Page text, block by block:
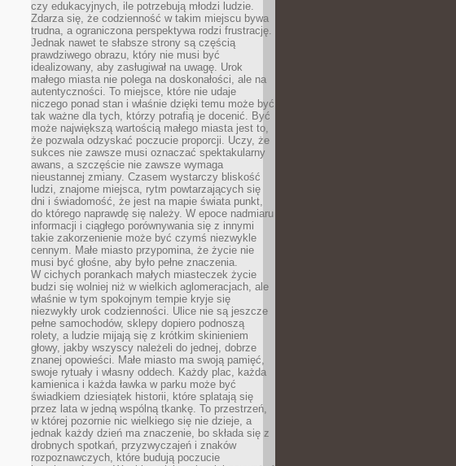
czy edukacyjnych, ile potrzebują młodzi ludzie.
Zdarza się, że codzienność w takim miejscu bywa
trudna, a ograniczona perspektywa rodzi frustrację.
Jednak nawet te słabsze strony są częścią
prawdziwego obrazu, który nie musi być
idealizowany, aby zasługiwał na uwagę. Urok
małego miasta nie polega na doskonałości, ale na
autentyczności. To miejsce, które nie udaje
niczego ponad stan i właśnie dzięki temu może być
tak ważne dla tych, którzy potrafią je docenić. Być
może największą wartością małego miasta jest to,
że pozwala odzyskać poczucie proporcji. Uczy, że
sukces nie zawsze musi oznaczać spektakularny
awans, a szczęście nie zawsze wymaga
nieustannej zmiany. Czasem wystarczy bliskość
ludzi, znajome miejsca, rytm powtarzających się
dni i świadomość, że jest na mapie świata punkt,
do którego naprawdę się należy. W epoce nadmiaru
informacji i ciągłego porównywania się z innymi
takie zakorzenienie może być czymś niezwykle
cennym. Małe miasto przypomina, że życie nie
musi być głośne, aby było pełne znaczenia.
W cichych porankach małych miasteczek życie
budzi się wolniej niż w wielkich aglomeracjach, ale
właśnie w tym spokojnym tempie kryje się
niezwykły urok codzienności. Ulice nie są jeszcze
pełne samochodów, sklepy dopiero podnoszą
rolety, a ludzie mijają się z krótkim skinieniem
głowy, jakby wszyscy należeli do jednej, dobrze
znanej opowieści. Małe miasto ma swoją pamięć,
swoje rytuały i własny oddech. Każdy plac, każda
kamienica i każda ławka w parku może być
świadkiem dziesiątek historii, które splatają się
przez lata w jedną wspólną tkankę. To przestrzeń,
w której pozornie nic wielkiego się nie dzieje, a
jednak każdy dzień ma znaczenie, bo składa się z
drobnych spotkań, przyzwyczajeń i znaków
rozpoznawczych, które budują poczucie